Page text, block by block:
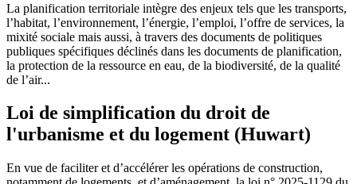
La planification territoriale intègre des enjeux tels que les transports,
l’habitat, l’environnement, l’énergie, l’emploi, l’offre de services, la
mixité sociale mais aussi, à travers des documents de politiques
publiques spécifiques déclinés dans les documents de planification,
la protection de la ressource en eau, de la biodiversité, de la qualité
de l’air...
Loi de simplification du droit de
l'urbanisme et du logement (Huwart)
En vue de faciliter et d’accélérer les opérations de construction,